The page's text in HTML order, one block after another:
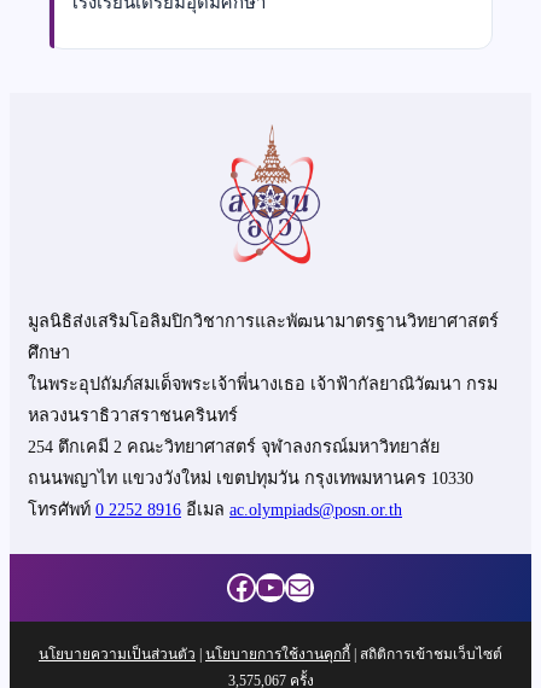
มูลนิธิส่งเสริมโอลิมปิกวิชาการและพัฒนามาตรฐานวิทยาศาสตร์
ศึกษา
ในพระอุปถัมภ์สมเด็จพระเจ้าพี่นางเธอ เจ้าฟ้ากัลยาณิวัฒนา กรม
หลวงนราธิวาสราชนครินทร์
254 ตึกเคมี 2 คณะวิทยาศาสตร์ จุฬาลงกรณ์มหาวิทยาลัย
ถนนพญาไท แขวงวังใหม่ เขตปทุมวัน กรุงเทพมหานคร 10330
โทรศัพท์ 0 2252 8916 อีเมล ac.olympiads@posn.or.th
Facebook
YouTube
Mail
นโยบายความเป็นส่วนตัว | นโยบายการใช้งานคุกกี้ | สถิติการเข้าชมเว็บไซต์
3,575,067ครั้ง